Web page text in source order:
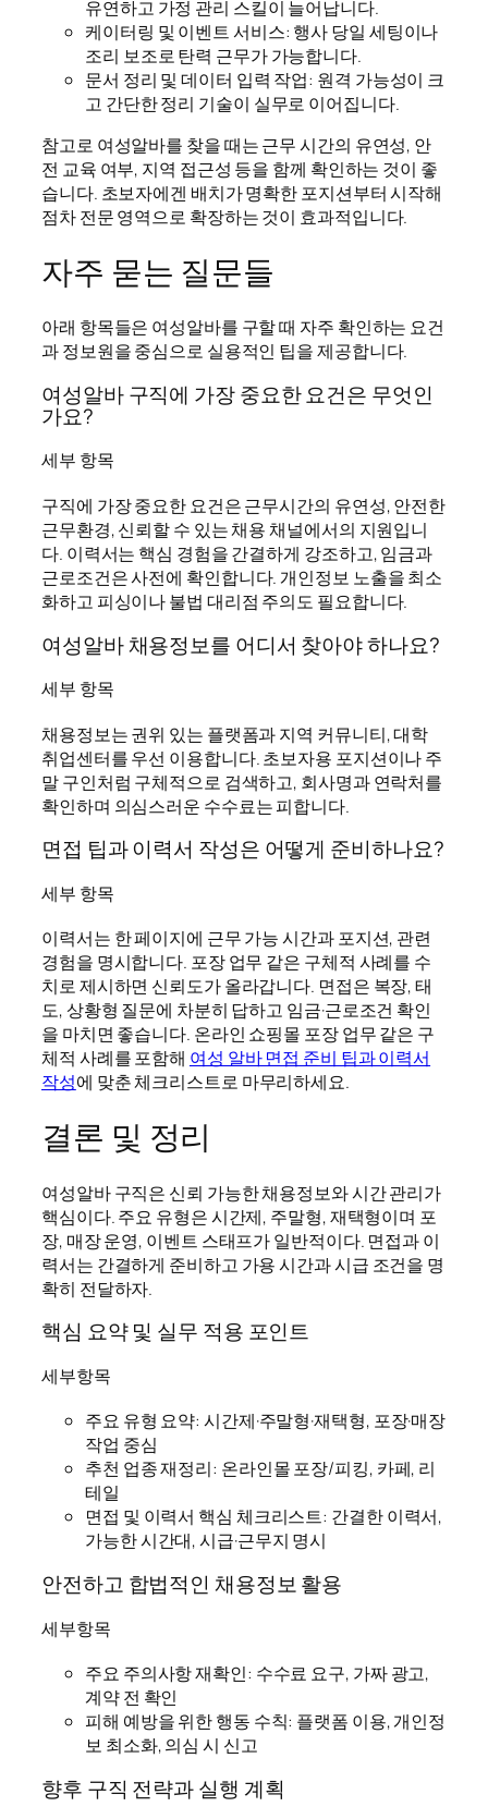
유연하고 가정 관리 스킬이 늘어납니다.
케이터링 및 이벤트 서비스: 행사 당일 세팅이나
조리 보조로 탄력 근무가 가능합니다.
문서 정리 및 데이터 입력 작업: 원격 가능성이 크
고 간단한 정리 기술이 실무로 이어집니다.
참고로 여성알바를 찾을 때는 근무 시간의 유연성, 안
전 교육 여부, 지역 접근성 등을 함께 확인하는 것이 좋
습니다. 초보자에겐 배치가 명확한 포지션부터 시작해
점차 전문 영역으로 확장하는 것이 효과적입니다.
자주 묻는 질문들
아래 항목들은 여성알바를 구할 때 자주 확인하는 요건
과 정보원을 중심으로 실용적인 팁을 제공합니다.
여성알바 구직에 가장 중요한 요건은 무엇인
가요?
세부 항목
구직에 가장 중요한 요건은 근무시간의 유연성, 안전한
근무환경, 신뢰할 수 있는 채용 채널에서의 지원입니
다. 이력서는 핵심 경험을 간결하게 강조하고, 임금과
근로조건은 사전에 확인합니다. 개인정보 노출을 최소
화하고 피싱이나 불법 대리점 주의도 필요합니다.
여성알바 채용정보를 어디서 찾아야 하나요?
세부 항목
채용정보는 권위 있는 플랫폼과 지역 커뮤니티, 대학
취업센터를 우선 이용합니다. 초보자용 포지션이나 주
말 구인처럼 구체적으로 검색하고, 회사명과 연락처를
확인하며 의심스러운 수수료는 피합니다.
면접 팁과 이력서 작성은 어떻게 준비하나요?
세부 항목
이력서는 한 페이지에 근무 가능 시간과 포지션, 관련
경험을 명시합니다. 포장 업무 같은 구체적 사례를 수
치로 제시하면 신뢰도가 올라갑니다. 면접은 복장, 태
도, 상황형 질문에 차분히 답하고 임금·근로조건 확인
을 마치면 좋습니다. 온라인 쇼핑몰 포장 업무 같은 구
체적 사례를 포함해 여성 알바 면접 준비 팁과 이력서
작성에 맞춘 체크리스트로 마무리하세요.
결론 및 정리
여성알바 구직은 신뢰 가능한 채용정보와 시간 관리가
핵심이다. 주요 유형은 시간제, 주말형, 재택형이며 포
장, 매장 운영, 이벤트 스태프가 일반적이다. 면접과 이
력서는 간결하게 준비하고 가용 시간과 시급 조건을 명
확히 전달하자.
핵심 요약 및 실무 적용 포인트
세부항목
주요 유형 요약: 시간제·주말형·재택형, 포장·매장
작업 중심
추천 업종 재정리: 온라인몰 포장/피킹, 카페, 리
테일
면접 및 이력서 핵심 체크리스트: 간결한 이력서,
가능한 시간대, 시급·근무지 명시
안전하고 합법적인 채용정보 활용
세부항목
주요 주의사항 재확인: 수수료 요구, 가짜 광고,
계약 전 확인
피해 예방을 위한 행동 수칙: 플랫폼 이용, 개인정
보 최소화, 의심 시 신고
향후 구직 전략과 실행 계획